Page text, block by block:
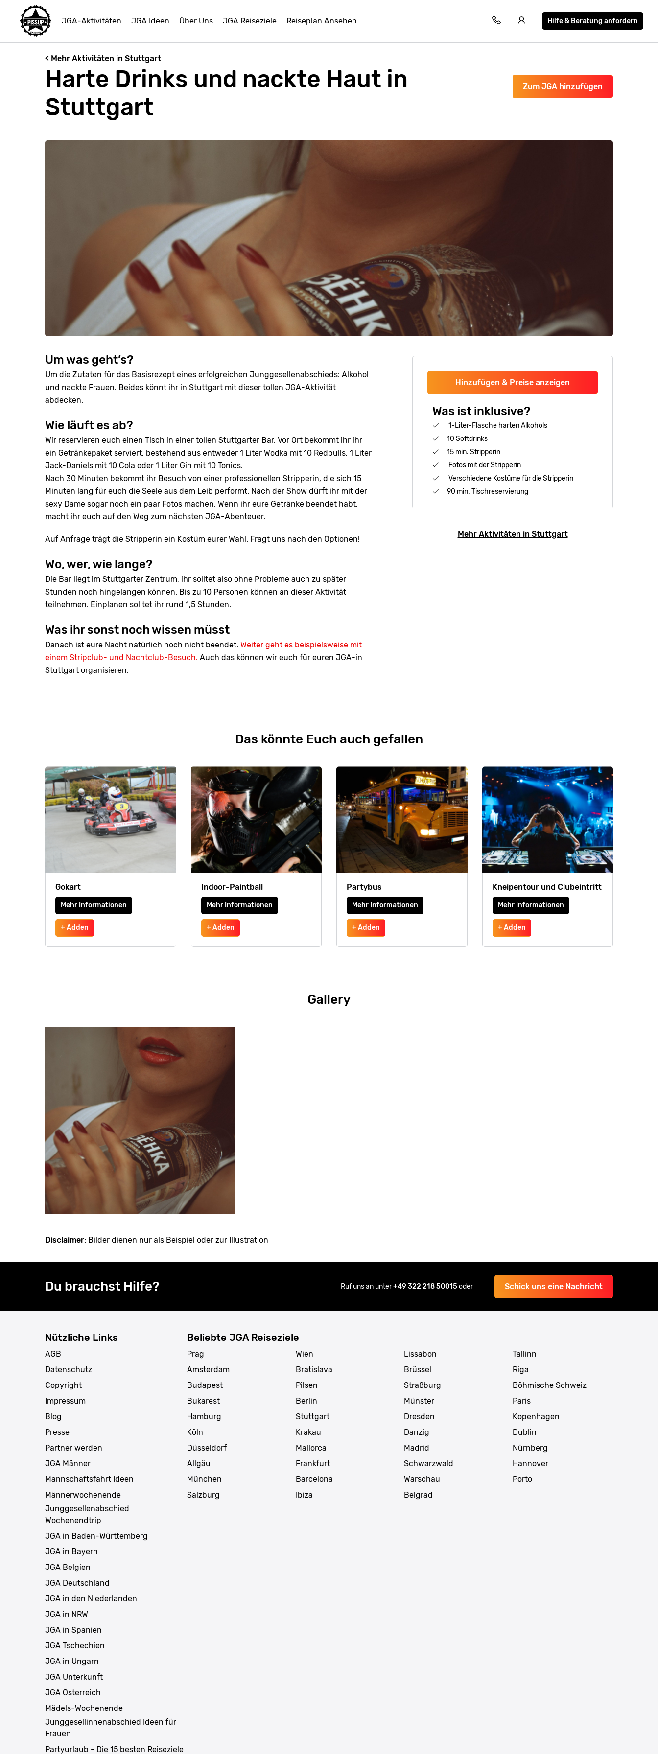
JGA-Aktivitäten JGA Ideen Über Uns JGA Reiseziele Reiseplan Ansehen Hilfe & Beratung anfordern
< Mehr Aktivitäten in Stuttgart
Zum JGA hinzufügen
Harte Drinks und nackte Haut in
Stuttgart
Hinzufügen & Preise anzeigen
Was ist inklusive?
1-Liter-Flasche harten Alkohols
10 Softdrinks
15 min. Stripperin
Fotos mit der Stripperin
Verschiedene Kostüme für die Stripperin
90 min. Tischreservierung
Mehr Aktivitäten in Stuttgart
Um was geht’s?
Um die Zutaten für das Basisrezept eines erfolgreichen Junggesellenabschieds: Alkohol
und nackte Frauen. Beides könnt ihr in Stuttgart mit dieser tollen JGA-Aktivität
abdecken.
Wie läuft es ab?
Wir reservieren euch einen Tisch in einer tollen Stuttgarter Bar. Vor Ort bekommt ihr ihr
ein Getränkepaket serviert, bestehend aus entweder 1 Liter Wodka mit 10 Redbulls, 1 Liter
Jack-Daniels mit 10 Cola oder 1 Liter Gin mit 10 Tonics.
Nach 30 Minuten bekommt ihr Besuch von einer professionellen Stripperin, die sich 15
Minuten lang für euch die Seele aus dem Leib performt. Nach der Show dürft ihr mit der
sexy Dame sogar noch ein paar Fotos machen. Wenn ihr eure Getränke beendet habt,
macht ihr euch auf den Weg zum nächsten JGA-Abenteuer.
Auf Anfrage trägt die Stripperin ein Kostüm eurer Wahl. Fragt uns nach den Optionen!
Wo, wer, wie lange?
Die Bar liegt im Stuttgarter Zentrum, ihr solltet also ohne Probleme auch zu später
Stunden noch hingelangen können. Bis zu 10 Personen können an dieser Aktivität
teilnehmen. Einplanen solltet ihr rund 1,5 Stunden.
Was ihr sonst noch wissen müsst
Danach ist eure Nacht natürlich noch nicht beendet. Weiter geht es beispielsweise mit
einem Stripclub- und Nachtclub-Besuch. Auch das können wir euch für euren JGA-in
Stuttgart organisieren.
Das könnte Euch auch gefallen
Gokart
Mehr Informationen
+ Adden
Indoor-Paintball
Mehr Informationen
+ Adden
Partybus
Mehr Informationen
+ Adden
Kneipentour und Clubeintritt
Mehr Informationen
+ Adden
Gallery
Disclaimer: Bilder dienen nur als Beispiel oder zur Illustration
Du brauchst Hilfe? Ruf uns an unter+49 322 218 50015oder Schick uns eine Nachricht
Nützliche Links
AGB
Datenschutz
Copyright
Impressum
Blog
Presse
Partner werden
JGA Männer
Mannschaftsfahrt Ideen
Männerwochenende
Junggesellenabschied
Wochenendtrip
JGA in Baden-Württemberg
JGA in Bayern
JGA Belgien
JGA Deutschland
JGA in den Niederlanden
JGA in NRW
JGA in Spanien
JGA Tschechien
JGA in Ungarn
JGA Unterkunft
JGA Österreich
Mädels-Wochenende
Junggesellinnenabschied Ideen für
Frauen
Partyurlaub - Die 15 besten Reiseziele
Beliebte JGA Reiseziele
Prag
Amsterdam
Budapest
Bukarest
Hamburg
Köln
Düsseldorf
Allgäu
München
Salzburg
Wien
Bratislava
Pilsen
Berlin
Stuttgart
Krakau
Mallorca
Frankfurt
Barcelona
Ibiza
Lissabon
Brüssel
Straßburg
Münster
Dresden
Danzig
Madrid
Schwarzwald
Warschau
Belgrad
Tallinn
Riga
Böhmische Schweiz
Paris
Kopenhagen
Dublin
Nürnberg
Hannover
Porto